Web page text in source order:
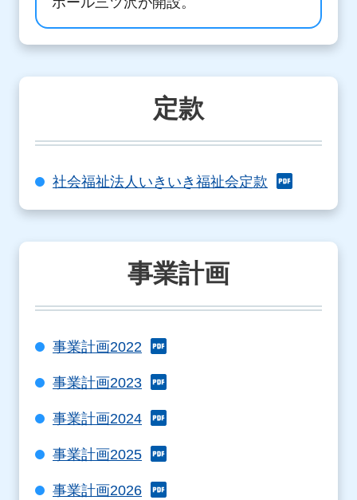
定款
社会福祉法人いきいき福祉会定款
事業計画
事業計画2022
事業計画2023
事業計画2024
事業計画2025
事業計画2026